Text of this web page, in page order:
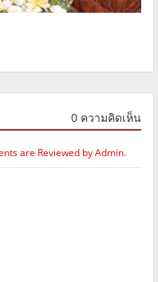
0 ความคิดเห็น
are Reviewed by Admin.